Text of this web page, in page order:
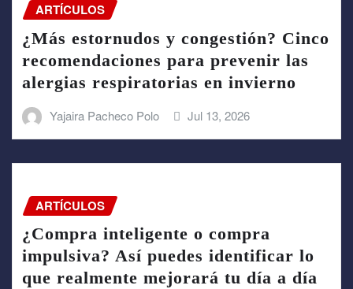
ARTÍCULOS
¿Más estornudos y congestión? Cinco
recomendaciones para prevenir las
alergias respiratorias en invierno
Yajaira Pacheco Polo Jul 13, 2026
ARTÍCULOS
¿Compra inteligente o compra
impulsiva? Así puedes identificar lo
que realmente mejorará tu día a día